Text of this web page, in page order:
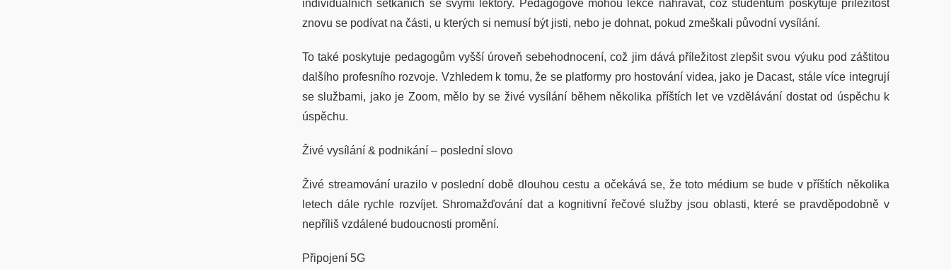
individuálních setkáních se svými lektory. Pedagogové mohou lekce nahrávat, což studentům poskytuje příležitost
znovu se podívat na části, u kterých si nemusí být jisti, nebo je dohnat, pokud zmeškali původní vysílání.
To také poskytuje pedagogům vyšší úroveň sebehodnocení, což jim dává příležitost zlepšit svou výuku pod záštitou
dalšího profesního rozvoje. Vzhledem k tomu, že se platformy pro hostování videa, jako je Dacast, stále více integrují
se službami, jako je Zoom, mělo by se živé vysílání během několika příštích let ve vzdělávání dostat od úspěchu k
úspěchu.
Živé vysílání & podnikání – poslední slovo
Živé streamování urazilo v poslední době dlouhou cestu a očekává se, že toto médium se bude v příštích několika
letech dále rychle rozvíjet. Shromažďování dat a kognitivní řečové služby jsou oblasti, které se pravděpodobně v
nepříliš vzdálené budoucnosti promění.
Připojení 5G